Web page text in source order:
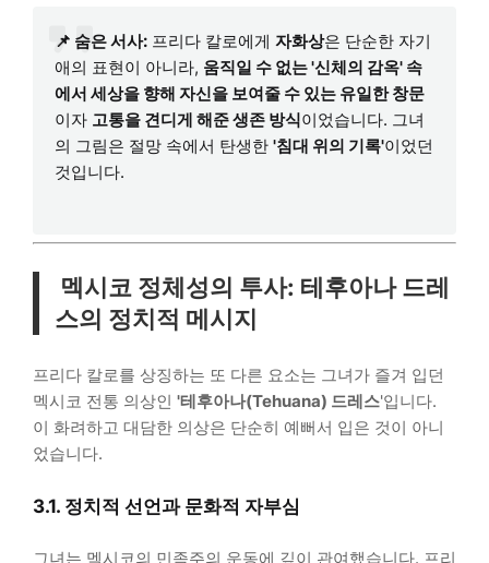
📌 숨은 서사: 프리다 칼로에게 자화상은 단순한 자기
애의 표현이 아니라, 움직일 수 없는 '신체의 감옥' 속
에서 세상을 향해 자신을 보여줄 수 있는 유일한 창문
이자 고통을 견디게 해준 생존 방식이었습니다. 그녀
의 그림은 절망 속에서 탄생한 '침대 위의 기록'이었던
것입니다.
멕시코 정체성의 투사: 테후아나 드레
스의 정치적 메시지
프리다 칼로를 상징하는 또 다른 요소는 그녀가 즐겨 입던
멕시코 전통 의상인 '테후아나(Tehuana) 드레스'입니다.
이 화려하고 대담한 의상은 단순히 예뻐서 입은 것이 아니
었습니다.
3.1. 정치적 선언과 문화적 자부심
그녀는 멕시코의 민족주의 운동에 깊이 관여했습니다. 프리